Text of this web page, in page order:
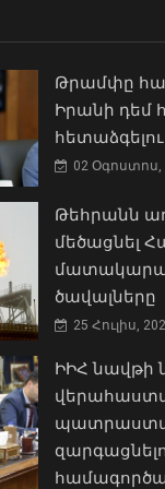
Թրամփը
Իրանի դեմ
02 Օգոստոս,
Թեհրանն
մեծացնել
ծավալները
25 Հուլիս,
ԻԻՀ